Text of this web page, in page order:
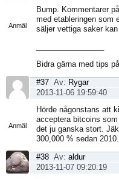
Anmäl
Bump. Kommentarer
med etableringen som
säljer vettiga saker
Bidra gärna med tips
Anmäl
#37 Av: Rygar
2013-11-06 19:59:40
Hörde någonstans att
acceptera bitcoins
det ju ganska stort.
300,000 % sedan 2010.
#38 Av: aldur
2013-11-07 09:20:19